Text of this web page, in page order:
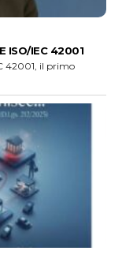
ISO/IEC 42001
42001, il primo